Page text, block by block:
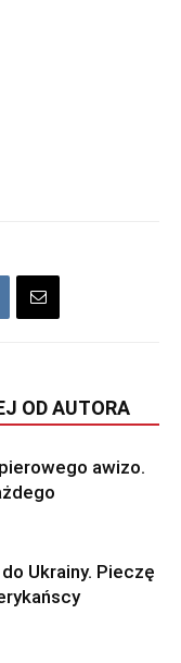
OD AUTORA
awizo.
Ukrainy. Pieczę